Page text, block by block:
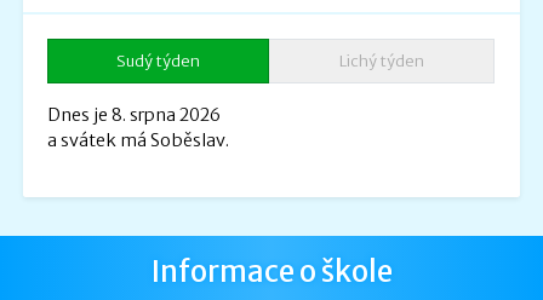
Sudý týden Lichý týden
Dnes je 8. srpna 2026
a svátek má Soběslav.
Informace o škole